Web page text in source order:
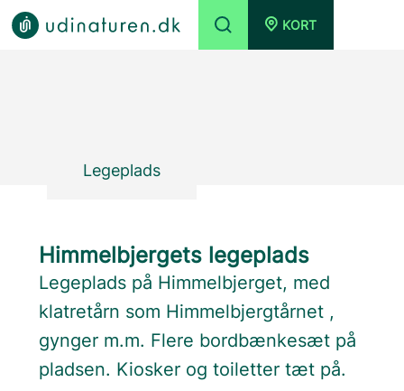
KORT
Legeplads
Himmelbjergets legeplads
Legeplads på Himmelbjerget, med
klatretårn som Himmelbjergtårnet ,
gynger m.m. Flere bordbænkesæt på
pladsen. Kiosker og toiletter tæt på.